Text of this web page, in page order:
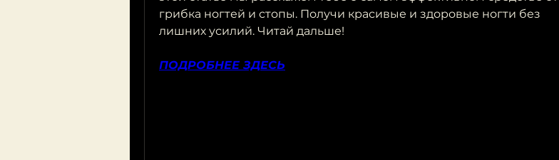
грибка ногтей и стопы. Получи красивые и здоровые ногти без
лишних усилий. Читай дальше!
ПОДРОБНЕЕ ЗДЕСЬ